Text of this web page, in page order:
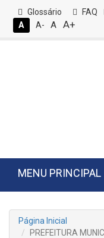
Glossário FAQ
A
A- A A+
MENU PRINCIPAL
Página Inicial
PREFEITURA